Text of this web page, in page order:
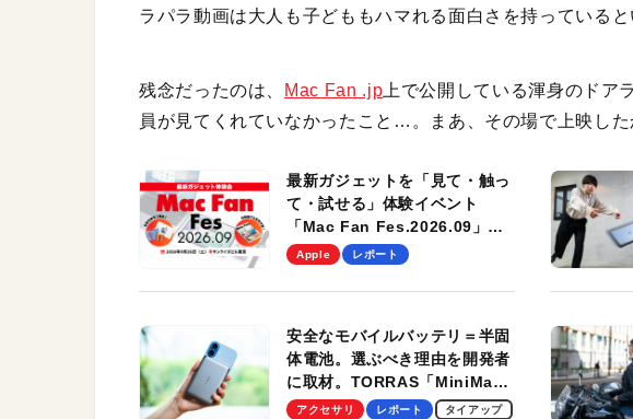
ラパラ動画は大人も子どももハマれる面白さを持っていると
残念だったのは、 Mac Fan .jp 上で公開している渾身のドア
員が見てくれていなかったこと…。まあ、その場で上映した
最新ガジェットを「見て・触っ
て・試せる」体験イベント
「Mac Fan Fes.2026.09」
を、9月26日（土）に開催しま
Apple レポート
安全なモバイルバッテリ＝半固
体電池。選ぶべき理由を開発者
に取材。TORRAS「MiniMag
Pro」の実機レビューも
アクセサリ レポート タイアップ